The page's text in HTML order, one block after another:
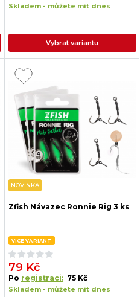
Skladem - můžete mít dnes
Vybrat variantu
NOVINKA
Zfish Návazec Ronnie Rig 3 ks
VÍCE VARIANT
79 Kč
Po registraci: 75 Kč
Skladem - můžete mít dnes